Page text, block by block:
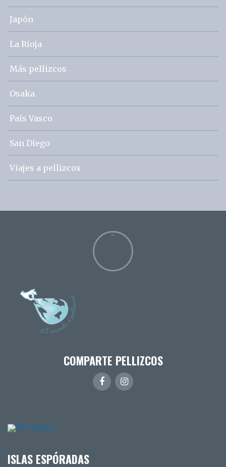
Japón
La Rioja
Más pellizcos
Osaka
País Vasco
San Diego
Viajes a pellizcos
COMPARTE PELLIZCOS
ISLAS ESPÓRADAS